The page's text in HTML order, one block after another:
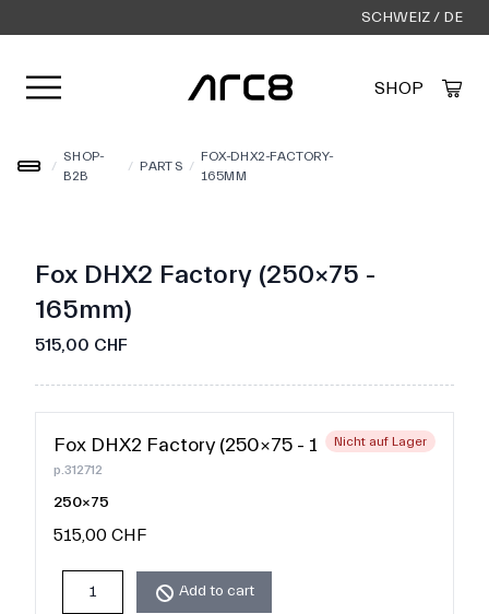
SCHWEIZ / DE
Menü öffnen SHOP
/
SHOP-
B2B
/ PARTS /
FOX-DHX2-FACTORY-
165MM
Fox DHX2 Factory (250×75 -
165mm)
515,00 CHF
Fox DHX2 Factory (250×75 - 165mm)
p.312712
250×75
Nicht auf Lager
515,00 CHF
Add to cart